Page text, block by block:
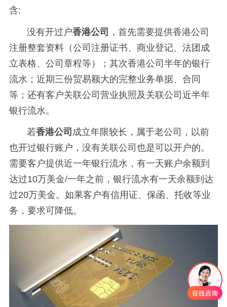
含:
没有开过户香港公司 ，首先需要提供香港公司
注册整套资料（公司注册证书、商业登记、法团成
立表格、公司章程等）；其次香港公司半年的银行
流水；近期三份贸易额大的完整业务单据、合同
等；还有客户关联公司营业执照及关联公司近半年
银行流水。
若香港公司 成立年限较长，属于老公司，以前
也开过银行账户，没有关联公司也是可以开户的。
需要客户提供近一年银行流水，有一天账户余额到
达过10万美金/一年之前，银行流水有一天余额到达
过20万美金。如果客户有信用证、保函、托收等业
务，要求可降低。